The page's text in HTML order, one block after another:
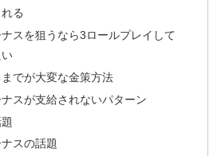
る
スを狙うなら3ロールプレイして
でが大変な金策方法
スが支給されないパターン
スの話題